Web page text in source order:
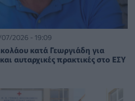
2026 - 19:09
κατά Γεωργιάδη για
αυταρχικές πρακτικές στο ΕΣΥ